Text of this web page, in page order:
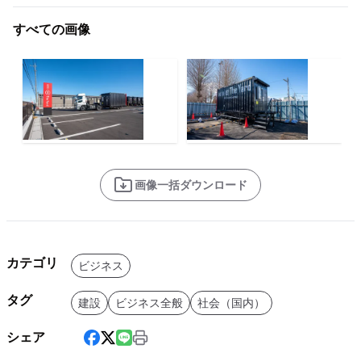
すべての画像
画像一括ダウンロード
カテゴリ ビジネス
タグ 建設 ビジネス全般 社会（国内）
シェア